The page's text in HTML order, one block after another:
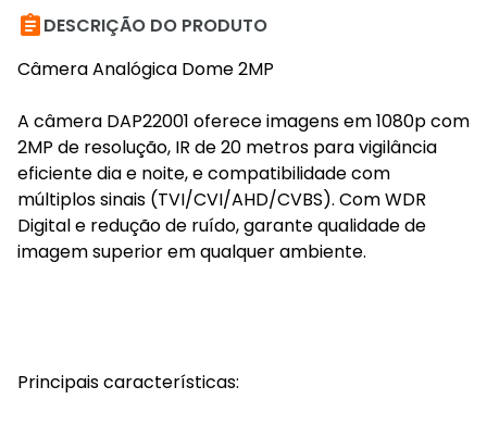
DESCRIÇÃO DO PRODUTO
Câmera Analógica Dome 2MP
A câmera DAP22001 oferece imagens em 1080p com
2MP de resolução, IR de 20 metros para vigilância
eficiente dia e noite, e compatibilidade com
múltiplos sinais (TVI/CVI/AHD/CVBS). Com WDR
Digital e redução de ruído, garante qualidade de
imagem superior em qualquer ambiente.
Principais características: